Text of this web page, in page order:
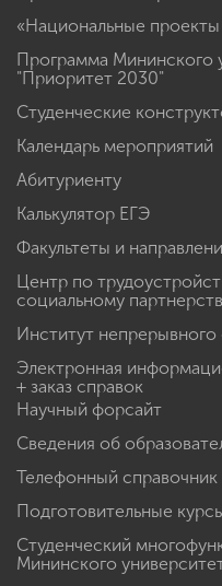
«Национальные
Программа Мининского
"Приоритет 2030"
Студенческие
Календарь мероприятий
Абитуриенту
Калькулятор ЕГЭ
Факультеты и
Центр по
социальному
Институт непрерывного
Электронная
+ заказ справок
Научный форсайт
Сведения об
Телефонный справочник
Подготовительные
Студенческий
Мининского